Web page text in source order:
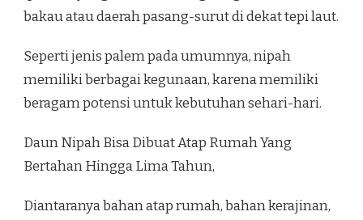
bakau atau daerah pasang-surut di dekat tepi laut.
Seperti jenis palem pada umumnya, nipah
memiliki berbagai kegunaan, karena memiliki
beragam potensi untuk kebutuhan sehari-hari.
Daun Nipah Bisa Dibuat Atap Rumah Yang
Bertahan Hingga Lima Tahun,
Diantaranya bahan atap rumah, bahan kerajinan,